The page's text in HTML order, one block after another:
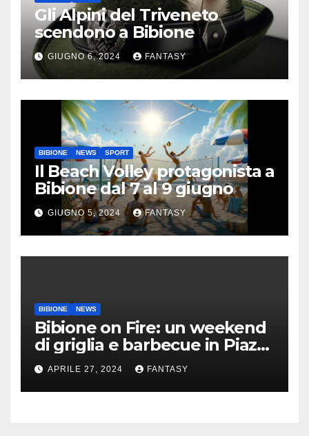
Gli Alpini del Triveneto
scendono a Bibione
GIUGNO 6, 2024 FANTASY
BIBIONE NEWS SPORT
Il Beach Volley protagonista a
Bibione dal 7 al 9 giugno
GIUGNO 5, 2024 FANTASY
BIBIONE NEWS
Bibione on Fire: un weekend
di griglia e barbecue in Piazza
Treviso
APRILE 27, 2024 FANTASY